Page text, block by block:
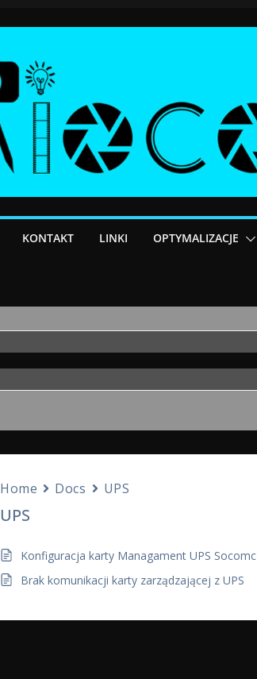
KONTAKT LINKI OPTYMALIZACJE
Home Docs UPS
UPS
Konfiguracja karty Managament UPS Socomc
Brak komunikacji karty zarządzającej z UPS